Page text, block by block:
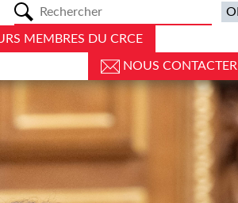
MEMBRES DU CRCE
NOUS CONTACTER